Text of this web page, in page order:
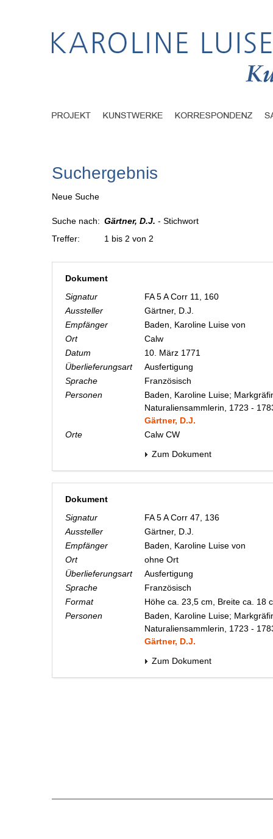
Suchergebnis
Neue Suche
Suche nach: Gärtner, D.J. - Stichwort
Treffer:
1 bis 2 von 2
Dokument
Signatur
FA 5 A Corr 11, 160
Aussteller
Gärtner, D.J.
Empfänger
Baden, Karoline Luise von
Ort
Calw
Datum
10. März 1771
Überlieferungsart
Ausfertigung
Sprache
Französisch
Personen
Baden, Karoline Luise;
Naturaliensammlerin, 1723 -
Gärtner, D.J.
Orte
Calw CW
Zum Dokument
Dokument
Signatur
FA 5 A Corr 47, 136
Aussteller
Gärtner, D.J.
Empfänger
Baden, Karoline Luise von
Ort
ohne Ort
Überlieferungsart
Ausfertigung
Sprache
Französisch
Format
Höhe ca. 23,5 cm, Breite ca. 18
Personen
Baden, Karoline Luise;
Naturaliensammlerin, 1723 -
Gärtner, D.J.
Zum Dokument